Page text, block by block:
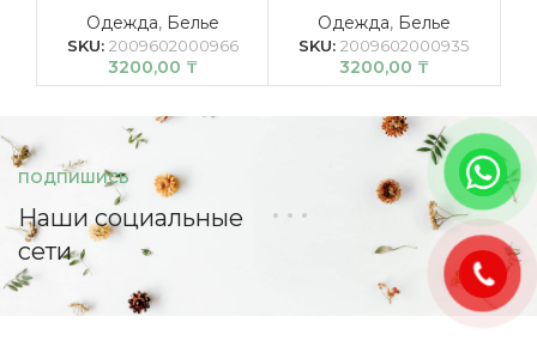
Одежда, Белье
SKU: 2009602000966
3200,00 ₸
Одежда, Белье
SKU: 2009602000935
3200,00 ₸
ПОДПИШИСЬ
Наши социальные
сети